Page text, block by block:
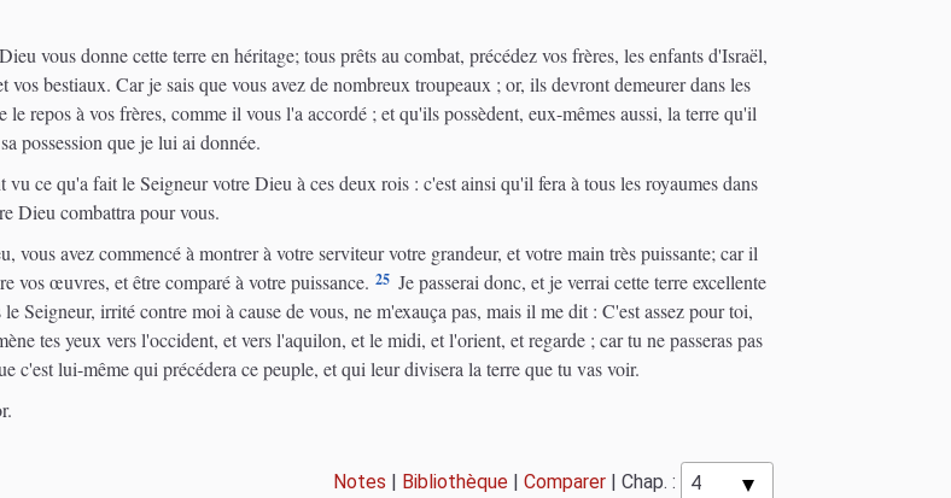
vous donne cette terre en héritage; tous prêts au combat, précédez vos frères, les enfants d'Israël,
vos bestiaux. Car je sais que vous avez de nombreux troupeaux ; or, ils devront demeurer dans les
le repos à vos frères, comme il vous l'a accordé ; et qu'ils possèdent, eux-mêmes aussi, la terre qu'il
possession que je lui ai donnée.
ce qu'a fait le Seigneur votre Dieu à ces deux rois : c'est ainsi qu'il fera à tous les royaumes dans
Dieu combattra pour vous.
vous avez commencé à montrer à votre serviteur votre grandeur, et votre main très puissante; car il
vos œuvres, et être comparé à votre puissance. 25 Je passerai donc, et je verrai cette terre excellente
Seigneur, irrité contre moi à cause de vous, ne m'exauça pas, mais il me dit : C'est assez pour toi,
tes yeux vers l'occident, et vers l'aquilon, et le midi, et l'orient, et regarde ; car tu ne passeras pas
c'est lui-même qui précédera ce peuple, et qui leur divisera la terre que tu vas voir.
Notes Bibliothèque Comparer Chap. :